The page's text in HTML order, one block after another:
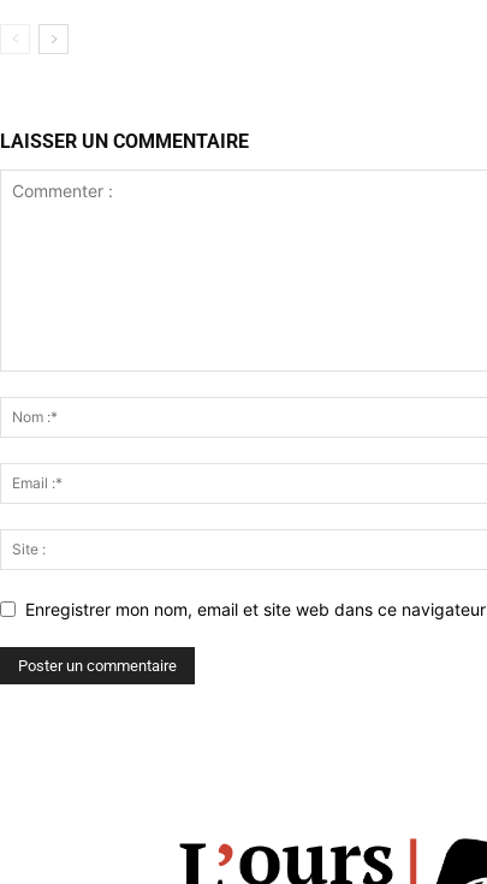
LAISSER UN COMMENTAIRE
Enregistrer mon nom, email et site web dans ce